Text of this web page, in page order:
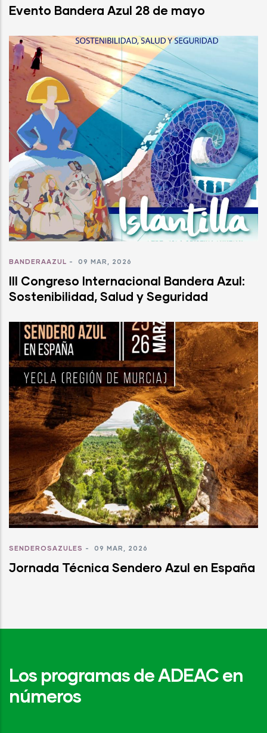
Evento Bandera Azul 28 de mayo
BANDERAAZUL - 09 MAR, 2026
III Congreso Internacional Bandera Azul:
Sostenibilidad, Salud y Seguridad
SENDEROSAZULES - 09 MAR, 2026
Jornada Técnica Sendero Azul en España
Los programas de ADEAC en
números